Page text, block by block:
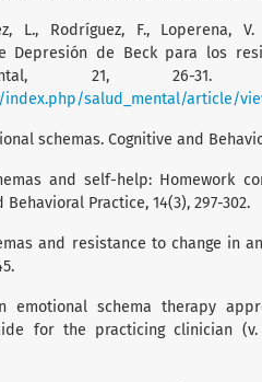
L., Rodríguez, F., Loperena,
Depresión de Beck para los
21, 26-31.
salud_mental/article/
schemas. Cognitive and
and self-help: Homework
Practice, 14(3), 297-302.
and resistance to change in
emotional schema therapy
for the practicing clinician (v.